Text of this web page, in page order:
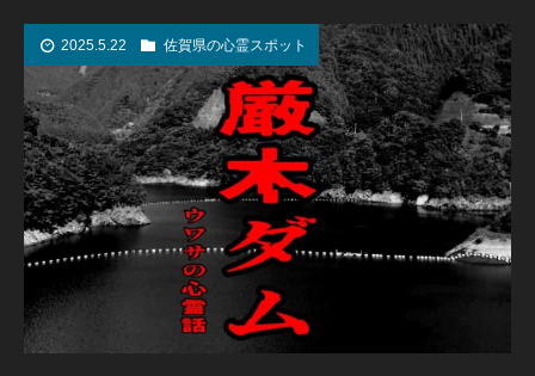
2025.5.22 佐賀県の心霊スポット